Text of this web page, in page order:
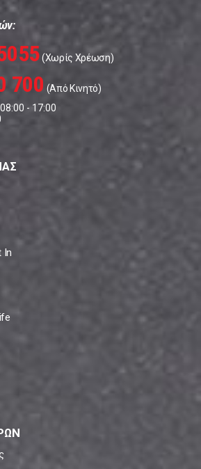
(Χωρίς Χρέωση)
700 (Από Κινητό)
- 17:00
In